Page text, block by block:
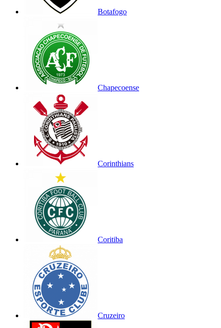
Botafogo
Chapecoense
Corinthians
Coritiba
Cruzeiro